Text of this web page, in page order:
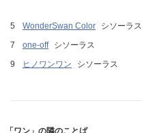
WonderSwan Color
シソーラス
one-off
シソーラス
ヒノワンワン
シソーラス
「ワン」の隣のことば